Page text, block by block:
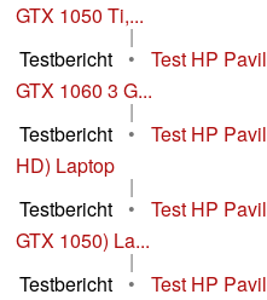
GTX 1050 Ti,...
|
Testbericht
•
Test HP
GTX 1060 3 G...
|
Testbericht
•
Test HP
HD) Laptop
|
Testbericht
•
Test HP
GTX 1050) La...
|
Testbericht
•
Test HP